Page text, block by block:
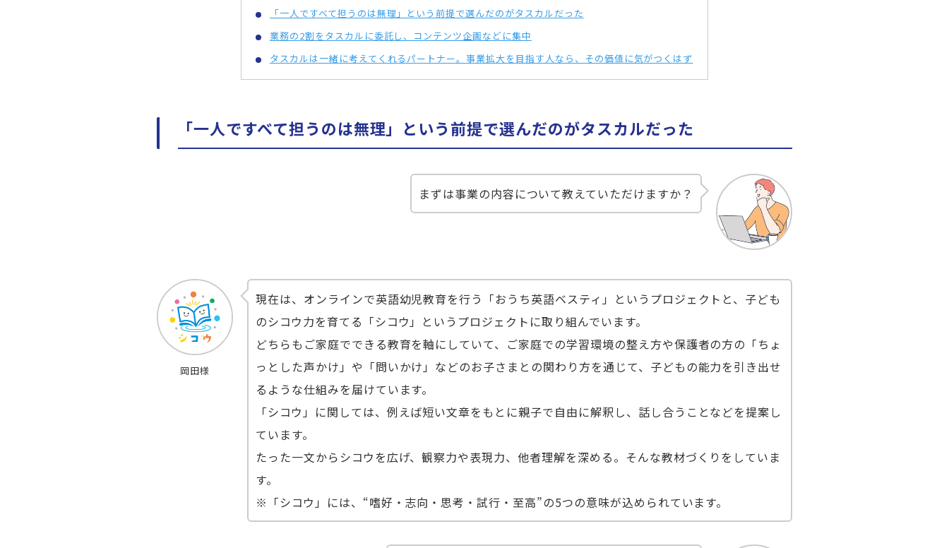
「一人ですべて担うのは無理」という前提で選んだのがタスカルだった
業務の2割をタスカルに委託し、コンテンツ企画などに集中
タスカルは一緒に考えてくれるパートナー。事業拡大を目指す人なら、その価値に気がつくはず
「一人ですべて担うのは無理」という前提で選んだのがタスカルだった
まずは事業の内容について教えていただけますか？
岡田様
現在は、オンラインで英語幼児教育を行う「おうち英語ベスティ」というプロジェクトと、子ども
のシコウ力を育てる「シコウ」というプロジェクトに取り組んでいます。
どちらもご家庭でできる教育を軸にしていて、ご家庭での学習環境の整え方や保護者の方の「ちょ
っとした声かけ」や「問いかけ」などのお子さまとの関わり方を通じて、子どもの能力を引き出せ
るような仕組みを届けています。
「シコウ」に関しては、例えば短い文章をもとに親子で自由に解釈し、話し合うことなどを提案し
ています。
たった一文からシコウを広げ、観察力や表現力、他者理解を深める。そんな教材づくりをしていま
す。
※「シコウ」には、“嗜好・志向・思考・試行・至高”の5つの意味が込められています。